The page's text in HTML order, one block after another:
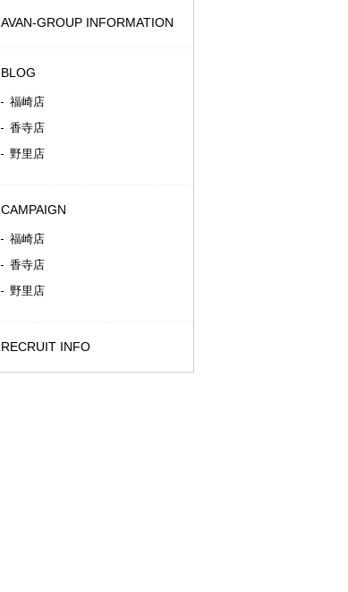
AVAN-GROUP INFORMATION
BLOG
福崎店
香寺店
野里店
CAMPAIGN
福崎店
香寺店
野里店
RECRUIT INFO